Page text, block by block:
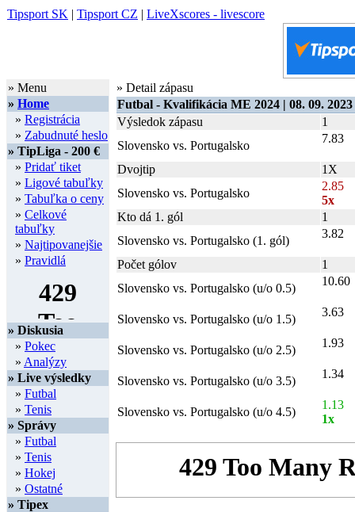
Tipsport SK | Tipsport CZ | LiveXscores - livescore
» Menu
» Home
» Registrácia
» Zabudnuté heslo
» TipLiga - 200 €
» Pridať tiket
» Ligové tabuľky
» Tabuľka o ceny
» Celkové
tabuľky
» Najtipovanejšie
» Pravidlá
» Diskusia
» Pokec
» Analýzy
» Live výsledky
» Futbal
» Tenis
» Správy
» Futbal
» Tenis
» Hokej
» Ostatné
» Tipex
» Detail zápasu
Futbal - Kvalifikácia ME 2024 | 08. 09. 2023
Výsledok zápasu
1
Slovensko vs. Portugalsko
7.83
Dvojtip
1X
Slovensko vs. Portugalsko
2.85
5x
Kto dá 1. gól
1
Slovensko vs. Portugalsko (1. gól)
3.82
Počet gólov
1
Slovensko vs. Portugalsko (u/o 0.5)
10.60
Slovensko vs. Portugalsko (u/o 1.5)
3.63
Slovensko vs. Portugalsko (u/o 2.5)
1.93
Slovensko vs. Portugalsko (u/o 3.5)
1.34
Slovensko vs. Portugalsko (u/o 4.5)
1.13
1x